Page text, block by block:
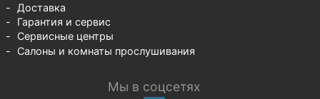
Доставка
Гарантия и сервис
Сервисные центры
Салоны и комнаты прослушивания
Мы в соцсетях